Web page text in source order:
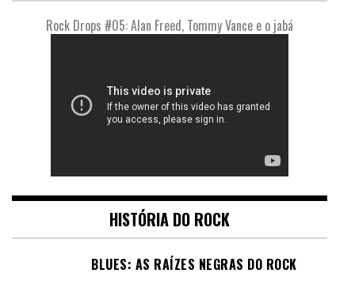
Rock Drops #05: Alan Freed, Tommy Vance e o jabá
HISTÓRIA DO ROCK
BLUES: AS RAÍZES NEGRAS DO ROCK